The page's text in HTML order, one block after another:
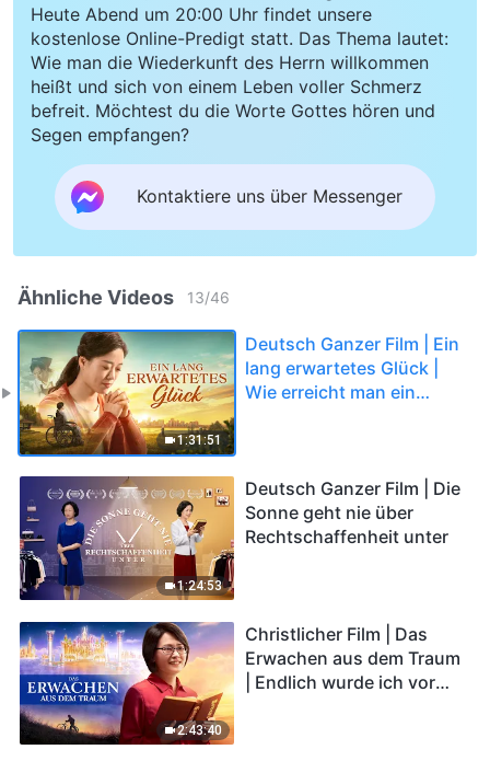
Heute Abend um 20:00 Uhr findet unsere
kostenlose Online-Predigt statt. Das Thema lautet:
Wie man die Wiederkunft des Herrn willkommen
heißt und sich von einem Leben voller Schmerz
befreit. Möchtest du die Worte Gottes hören und
Segen empfangen?
Kontaktiere uns über Messenger
Ähnliche Videos 13/46
1:31:51
Deutsch Ganzer Film | Ein
lang erwartetes Glück |
Wie erreicht man ein
1:24:53
Deutsch Ganzer Film | Die
Sonne geht nie über
Rechtschaffenheit unter
2:43:40
Christlicher Film | Das
Erwachen aus dem Traum
| Endlich wurde ich vor